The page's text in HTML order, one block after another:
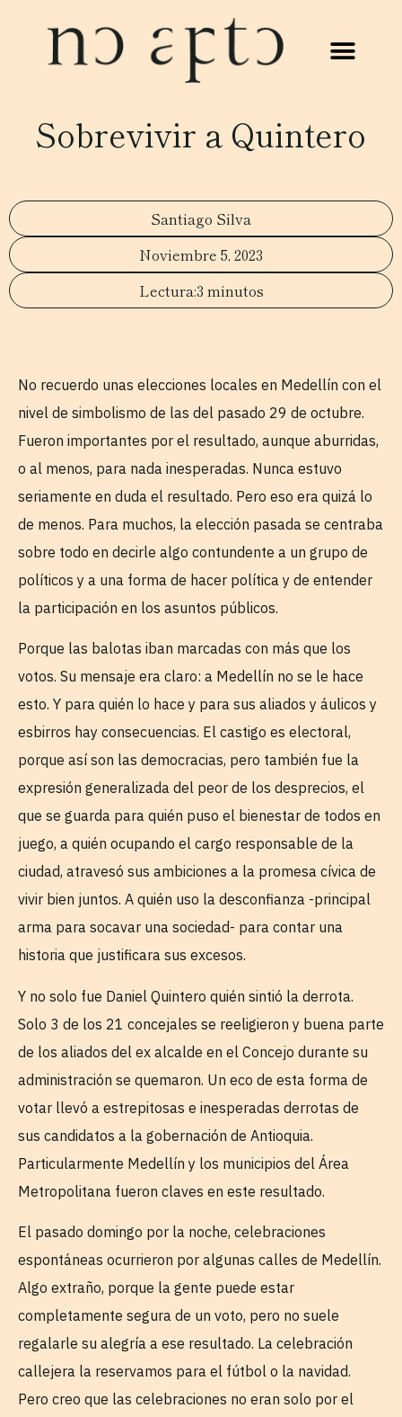
Sobrevivir a Quintero
Santiago Silva
Noviembre 5, 2023
3 minutos
No recuerdo unas elecciones locales en Medellín con el
nivel de simbolismo de las del pasado 29 de octubre.
Fueron importantes por el resultado, aunque aburridas,
o al menos, para nada inesperadas. Nunca estuvo
seriamente en duda el resultado. Pero eso era quizá lo
de menos. Para muchos, la elección pasada se centraba
sobre todo en decirle algo contundente a un grupo de
políticos y a una forma de hacer política y de entender
la participación en los asuntos públicos.
Porque las balotas iban marcadas con más que los
votos. Su mensaje era claro: a Medellín no se le hace
esto. Y para quién lo hace y para sus aliados y áulicos y
esbirros hay consecuencias. El castigo es electoral,
porque así son las democracias, pero también fue la
expresión generalizada del peor de los desprecios, el
que se guarda para quién puso el bienestar de todos en
juego, a quién ocupando el cargo responsable de la
ciudad, atravesó sus ambiciones a la promesa cívica de
vivir bien juntos. A quién uso la desconfianza -principal
arma para socavar una sociedad- para contar una
historia que justificara sus excesos.
Y no solo fue Daniel Quintero quién sintió la derrota.
Solo 3 de los 21 concejales se reeligieron y buena parte
de los aliados del ex alcalde en el Concejo durante su
administración se quemaron. Un eco de esta forma de
votar llevó a estrepitosas e inesperadas derrotas de
sus candidatos a la gobernación de Antioquia.
Particularmente Medellín y los municipios del Área
Metropolitana fueron claves en este resultado.
El pasado domingo por la noche, celebraciones
espontáneas ocurrieron por algunas calles de Medellín.
Algo extraño, porque la gente puede estar
completamente segura de un voto, pero no suele
regalarle su alegría a ese resultado. La celebración
callejera la reservamos para el fútbol o la navidad.
Pero creo que las celebraciones no eran solo por el